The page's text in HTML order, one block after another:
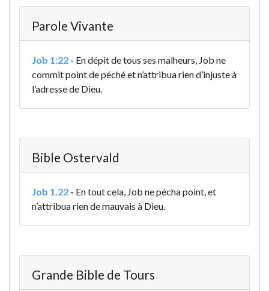
Parole Vivante
Job 1:22 - En dépit de tous ses malheurs, Job ne
commit point de péché et n’attribua rien d’injuste à
l’adresse de Dieu.
Bible Ostervald
Job 1.22 - En tout cela, Job ne pécha point, et
n’attribua rien de mauvais à Dieu.
Grande Bible de Tours